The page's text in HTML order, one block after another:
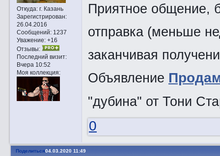
Откуда:г. Казань
Зарегистрирован:
26.04.2016
Сообщений:1237
Уважение: +16
Отзывы:
Последний визит:
Вчера 10:52
Моя коллекция:
Приятное общение,
отправка (меньше
заканчивая
Объявление
"дубина" от Тони
0
Поделиться04.03.2020 11:49